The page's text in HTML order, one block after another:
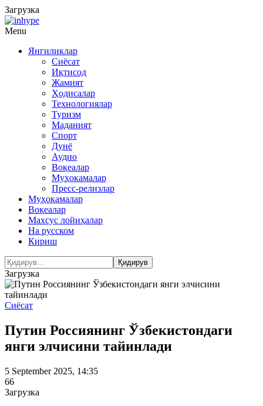
Загрузка
Menu
Янгиликлар
Сиёсат
Иқтисод
Жамият
Ҳодисалар
Технологиялар
Туризм
Маданият
Спорт
Дунё
Аудио
Воқеалар
Муҳокамалар
Пресс-релизлар
Муҳокамалар
Воқеалар
Махсус лойиҳалар
На русском
Кириш
Загрузка
Сиёсат
Путин Россиянинг Ўзбекистондаги
янги элчисини тайинлади
5 September 2025, 14:35
66
Загрузка